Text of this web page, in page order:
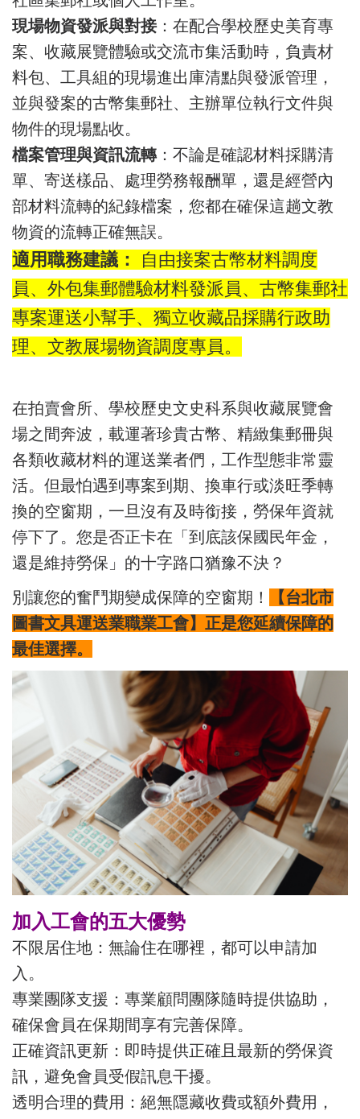
現場物資發派與對接：在配合學校歷史美育專
案、收藏展覽體驗或交流市集活動時，負責材
料包、工具組的現場進出庫清點與發派管理，
並與發案的古幣集郵社、主辦單位執行文件與
物件的現場點收。
檔案管理與資訊流轉：不論是確認材料採購清
單、寄送樣品、處理勞務報酬單，還是經營內
部材料流轉的紀錄檔案，您都在確保這趟文教
物資的流轉正確無誤。
適用職務建議：
自由接案古幣材料調度
員、外包集郵體驗材料發派員、古幣集郵社
專案運送小幫手、獨立收藏品採購行政助
理、文教展場物資調度專員。
在拍賣會所、學校歷史文史科系與收藏展覽會
場之間奔波，載運著珍貴古幣、精緻集郵冊與
各類收藏材料的運送業者們，工作型態非常靈
活。但最怕遇到專案到期、換車行或淡旺季轉
換的空窗期，一旦沒有及時銜接，勞保年資就
停下了。您是否正卡在「到底該保國民年金，
還是維持勞保」的十字路口猶豫不決？
別讓您的奮鬥期變成保障的空窗期！
【台北市
圖書文具運送業職業工會】正是您延續保障的
最佳選擇。
加入工會的五大優勢
不限居住地：無論住在哪裡，都可以申請加
入。
專業團隊支援：專業顧問團隊隨時提供協助，
確保會員在保期間享有完善保障。
正確資訊更新：即時提供正確且最新的勞保資
訊，避免會員受假訊息干擾。
透明合理的費用：絕無隱藏收費或額外費用，